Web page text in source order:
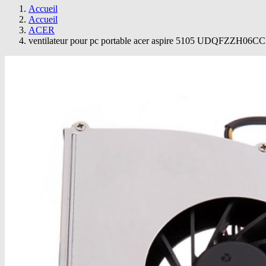
Accueil
Accueil
ACER
ventilateur pour pc portable acer aspire 5105